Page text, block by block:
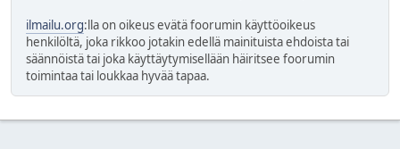
ilmailu.org:lla on oikeus evätä foorumin käyttöoikeus
henkilöltä, joka rikkoo jotakin edellä mainituista ehdoista tai
säännöistä tai joka käyttäytymisellään häiritsee foorumin
toimintaa tai loukkaa hyvää tapaa.